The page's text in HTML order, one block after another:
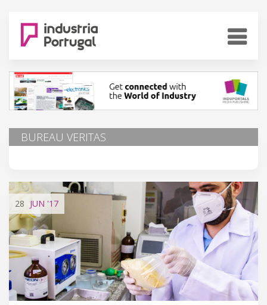
BUREAU VERITAS
28 JUN '17